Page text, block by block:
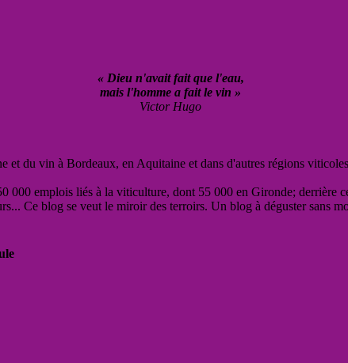
« Dieu n'avait fait que l'eau,
mais l'homme a fait le vin »
Victor Hugo
du vin à Bordeaux, en Aquitaine et dans d'autres régions
000 emplois liés à la viticulture, dont 55 000 en Gironde; derrière
Ce blog se veut le miroir des terroirs. Un blog à déguster sans